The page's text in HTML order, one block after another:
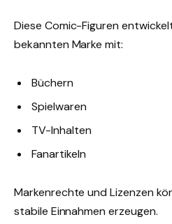
Diese Comic-Figuren
bekannten Marke mit:
Büchern
Spielwaren
TV-Inhalten
Fanartikeln
Markenrechte und Lizenzen
stabile Einnahmen erzeugen.